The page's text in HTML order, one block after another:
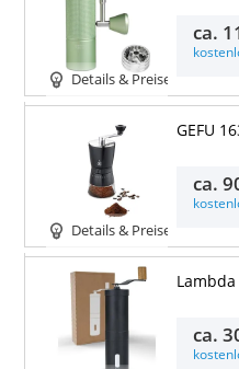
Details & Preise
ca.
Details & Preise
GEFU
ca.
ca.